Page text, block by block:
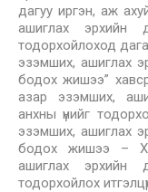
дагуу иргэн, аж
ашиглах эрхийн
тодорхойлоход
эзэмших, ашиглах
бодох жишээ”
азар эзэмших,
анхны үнийг
эзэмших, ашиглах
бодох жишээ –
ашиглах эрхийн
тодорхойлох